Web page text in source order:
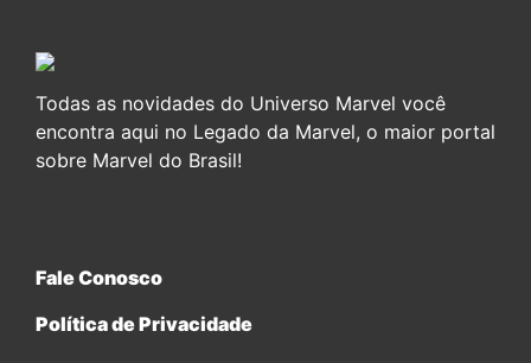
Todas as novidades do Universo Marvel você
encontra aqui no Legado da Marvel, o maior portal
sobre Marvel do Brasil!
Fale Conosco
Política de Privacidade